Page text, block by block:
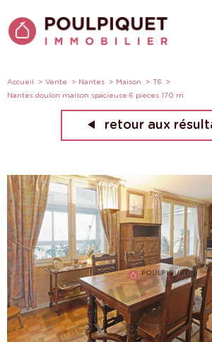
Accueil Vente Nantes Maison
T6
Nantes doulon maison spacieuse 6 pieces 170 m
retour aux